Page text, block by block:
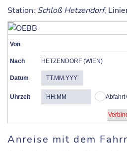
Station: Schloß Hetzendorf,
Von
Nach HETZENDORF (WIEN)
Datum
Uhrzeit Abfahrt
Anreise mit dem